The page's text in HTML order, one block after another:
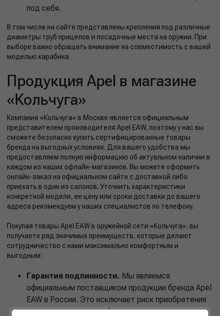
под себя.
В том числе на сайте представлены крепления под различные
диаметры труб прицелов и посадочные места на оружии. При
выборе важно обращать внимание на совместимость с вашей
моделью карабина.
Продукция Apel в магазине
«Кольчуга»
Компания «Кольчуга» в Москве является официальным
представителем производителя Apel EAW, поэтому у нас вы
сможете безопасно купить сертифицированные товары
бренда на выгодных условиях. Для вашего удобства мы
предоставляем полную информацию об актуальном наличии в
каждом из наших офлайн-магазинов. Вы можете оформить
онлайн-заказ на официальном сайте с доставкой либо
приехать в один из салонов. Уточнить характеристики
конкретной модели, ее цену или сроки доставки до вашего
адреса рекомендуем у наших специалистов по телефону.
Покупая товары Apel EAW в оружейной сети «Кольчуга», вы
получаете ряд значимых преимуществ, которые делают
сотрудничество с нами максимально комфортным и
выгодным:
Гарантия подлинности. Мы являемся
официальным поставщиком продукции бренда Apel
EAW в России. Это исключает риск приобретения
подделки или несертифицированного товара.